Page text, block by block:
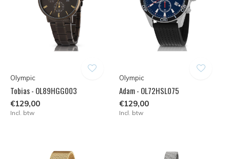
Olympic
Tobias - OL89HGG003
€129,00
Incl. btw
Olympic
Adam - OL72HSL075
€129,00
Incl. btw